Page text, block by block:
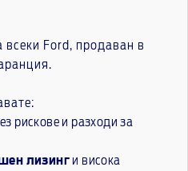
всеки Ford, продаван в
рискове и разходи за
лизинг и висока